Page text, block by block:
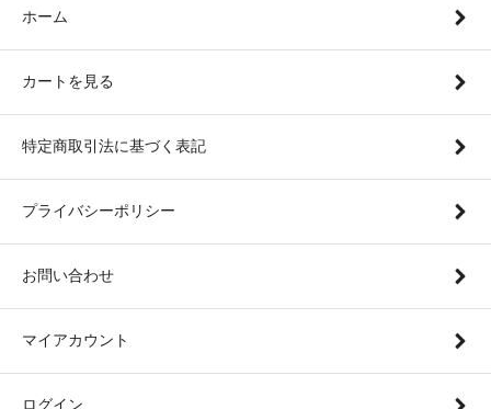
ホーム
カートを見る
特定商取引法に基づく表記
プライバシーポリシー
お問い合わせ
マイアカウント
ログイン